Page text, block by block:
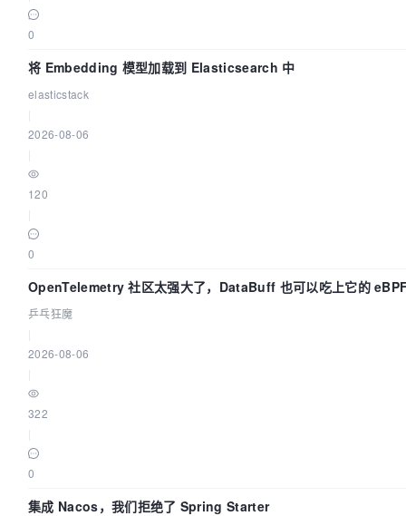
0
将 Embedding 模型加载到 Elasticsearch 中
elasticstack
2026-08-06
120
0
OpenTelemetry 社区太强大了，DataBuff 也可以吃上它的
乒乓狂魔
2026-08-06
322
0
集成 Nacos，我们拒绝了 Spring Starter